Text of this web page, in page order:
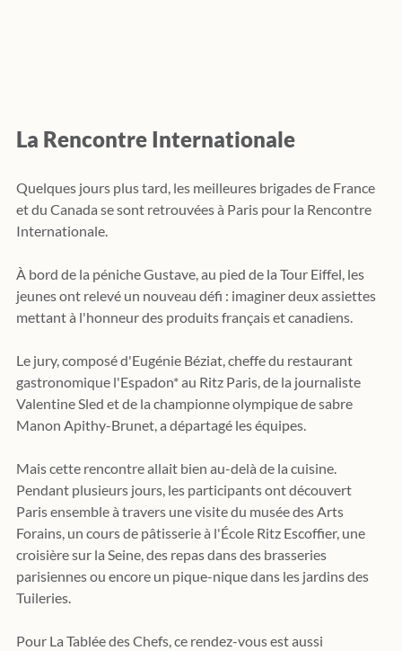
La Rencontre Internationale
Quelques jours plus tard, les meilleures brigades de France
et du Canada se sont retrouvées à Paris pour la Rencontre
Internationale.
À bord de la péniche Gustave, au pied de la Tour Eiffel, les
jeunes ont relevé un nouveau défi : imaginer deux assiettes
mettant à l'honneur des produits français et canadiens.
Le jury, composé d'Eugénie Béziat, cheffe du restaurant
gastronomique l'Espadon* au Ritz Paris, de la journaliste
Valentine Sled et de la championne olympique de sabre
Manon Apithy-Brunet, a départagé les équipes.
Mais cette rencontre allait bien au-delà de la cuisine.
Pendant plusieurs jours, les participants ont découvert
Paris ensemble à travers une visite du musée des Arts
Forains, un cours de pâtisserie à l'École Ritz Escoffier, une
croisière sur la Seine, des repas dans des brasseries
parisiennes ou encore un pique-nique dans les jardins des
Tuileries.
Pour La Tablée des Chefs, ce rendez-vous est aussi